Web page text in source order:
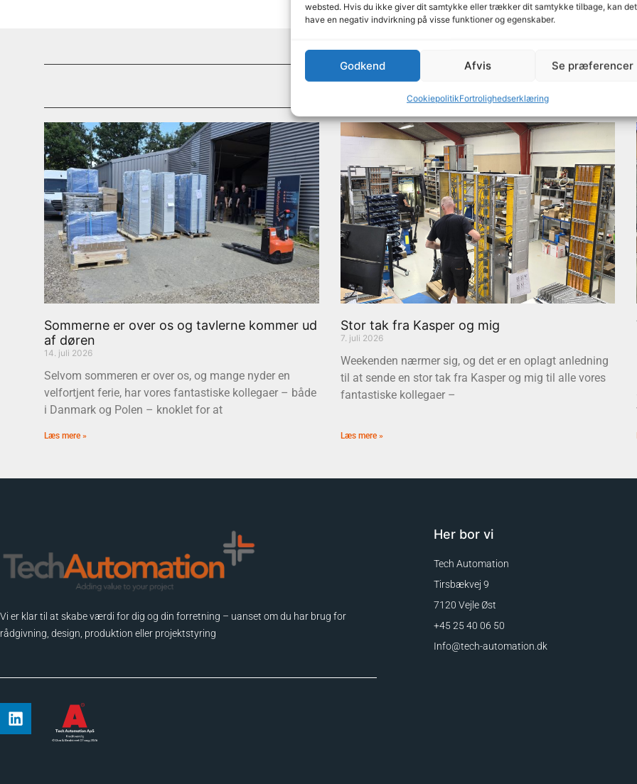
websted. Hvis du ikke giver dit samtykke eller trækker dit samtykke tilbage, kan det
have en negativ indvirkning på visse funktioner og egenskaber.
Godkend Afvis Se præferencer
CookiepolitikFortrolighedserklæring
Her kan du læse mere
Sommerne er over os og tavlerne kommer ud
af døren
14. juli 2026
Selvom sommeren er over os, og mange nyder en
velfortjent ferie, har vores fantastiske kollegaer – både
i Danmark og Polen – knoklet for at
Læs mere »
Stor tak fra Kasper og mig
7. juli 2026
Weekenden nærmer sig, og det er en oplagt anledning
til at sende en stor tak fra Kasper og mig til alle vores
fantastiske kollegaer –
Læs mere »
Vi er klar til at skabe værdi for dig og din forretning – uanset om du har brug for
rådgivning, design, produktion eller projektstyring
Her bor vi
Tech Automation
Tirsbækvej 9
7120 Vejle Øst
+45 25 40 06 50
Info@tech-automation.dk